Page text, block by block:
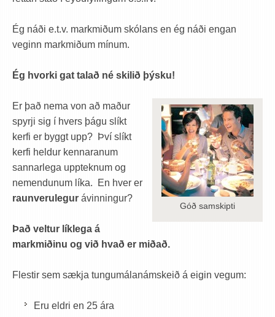
Ég náði e.t.v. markmiðum skólans en ég náði engan
veginn markmiðum mínum.
Ég hvorki gat talað né skilið þýsku!
Góð samskipti
Er það nema von að maður
spyrji sig í hvers þágu slíkt
kerfi er byggt upp? Því slíkt
kerfi heldur kennaranum
sannarlega uppteknum og
nemendunum líka. En hver er
raunverulegur ávinningur?
Það veltur líklega á
markmiðinu og við hvað er miðað.
Flestir sem sækja tungumálanámskeið á eigin vegum:
Eru eldri en 25 ára